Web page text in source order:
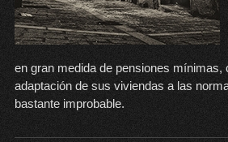
en gran medida de pensiones mínimas,
adaptación de sus viviendas a las
bastante improbable.